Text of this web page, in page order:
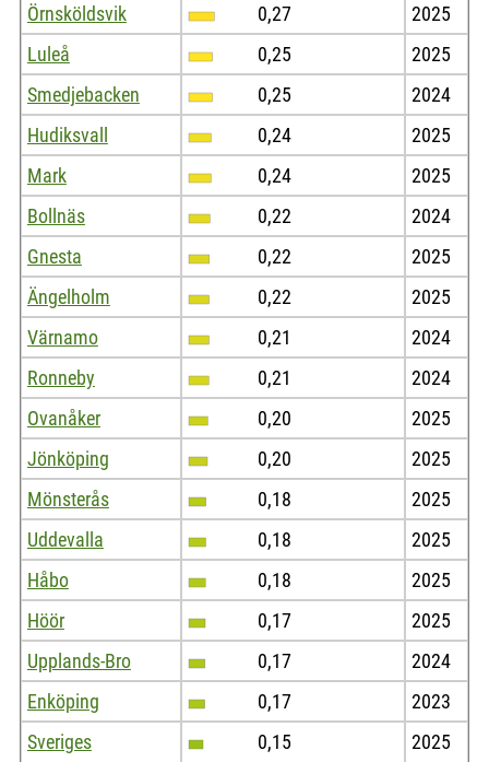
Örnsköldsvik
0,27
2025
Luleå
0,25
2025
Smedjebacken
0,25
2024
Hudiksvall
0,24
2025
Mark
0,24
2025
Bollnäs
0,22
2024
Gnesta
0,22
2025
Ängelholm
0,22
2025
Värnamo
0,21
2024
Ronneby
0,21
2024
Ovanåker
0,20
2025
Jönköping
0,20
2025
Mönsterås
0,18
2025
Uddevalla
0,18
2025
Håbo
0,18
2025
Höör
0,17
2025
Upplands-Bro
0,17
2024
Enköping
0,17
2023
Sveriges
0,15 2025